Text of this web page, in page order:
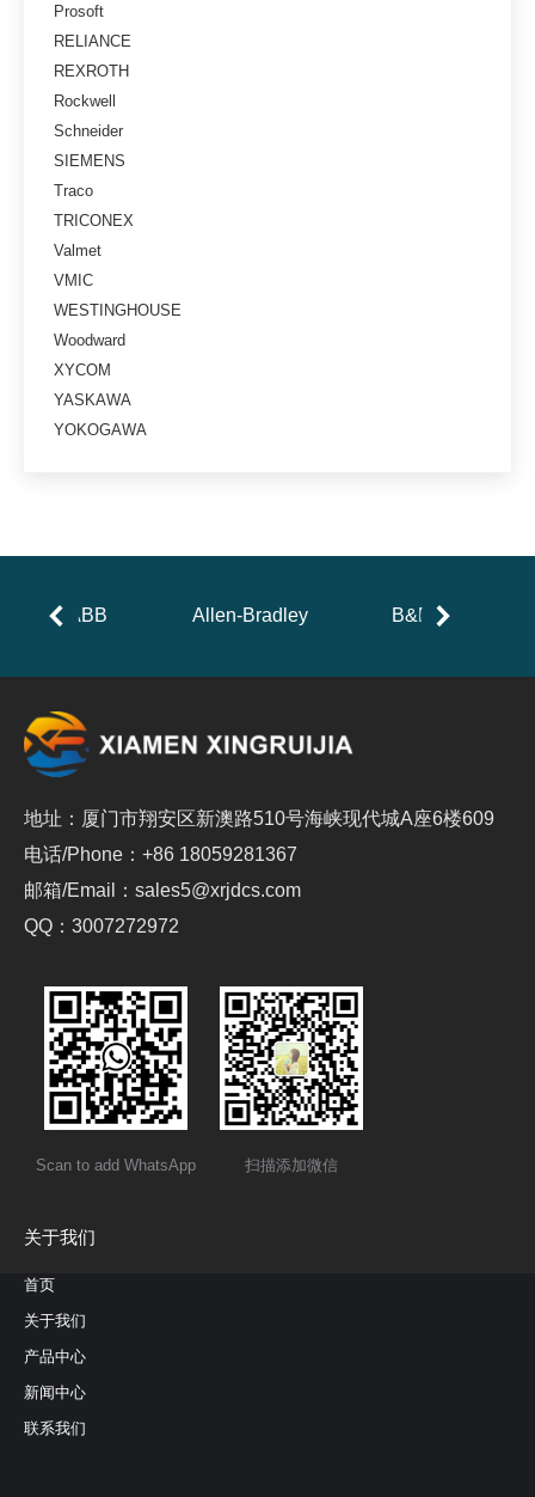
Prosoft
RELIANCE
REXROTH
Rockwell
Schneider
SIEMENS
Traco
TRICONEX
Valmet
VMIC
WESTINGHOUSE
Woodward
XYCOM
YASKAWA
YOKOGAWA
ABB Allen-Bradley B&R
地址：厦门市翔安区新澳路510号海峡现代城A座6楼609
电话/Phone：+86 18059281367
邮箱/Email：sales5@xrjdcs.com
QQ：3007272972
Scan to add WhatsApp 扫描添加微信
关于我们
首页
关于我们
产品中心
新闻中心
联系我们